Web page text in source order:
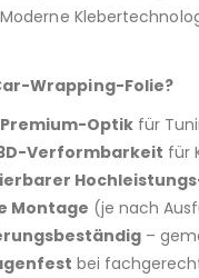
Wrapping-Folie?
Optik für
Verformbarkeit für
Montage (je nach
–
bei